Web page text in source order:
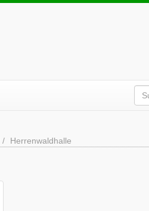
Herrenwaldhalle